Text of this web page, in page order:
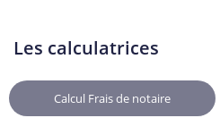
Les calculatrices
Calcul Frais de notaire